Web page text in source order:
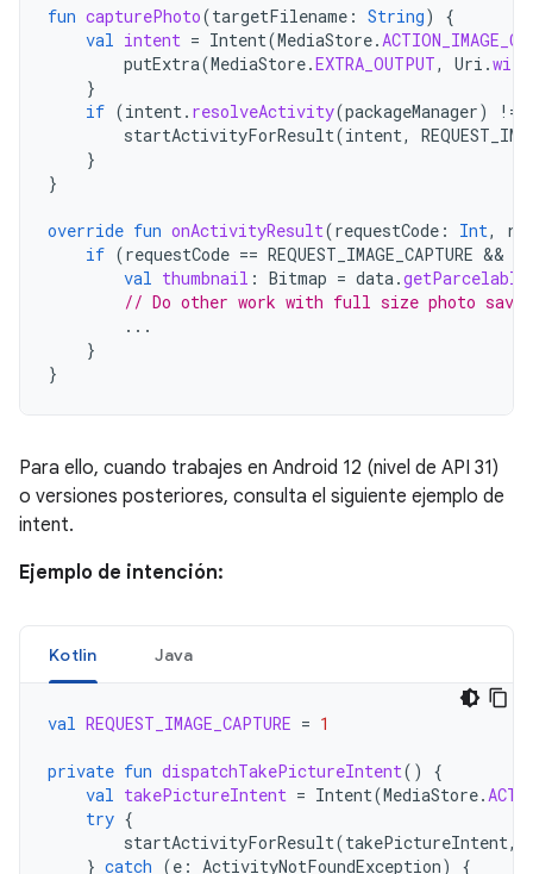
fun capturePhoto(targetFilename : String)
{
val intent = Intent(MediaStore.
putExtra(MediaStore.EXTRA_OUTPUT, Uri .
}
if (intent. resolveActivity(packageManager) !=
startActivityForResult(intent,
}
}
override fun onActivityResult(requestCode : Int,
if (requestCode == REQUEST_IMAGE_CAPTURE &&
val thumbnail : Bitmap = data.
// Do other work with full size photo
...
}
}
Para ello, cuando trabajes en Android 12 (nivel de API 31)
o versiones posteriores, consulta el siguiente ejemplo de
intent.
Ejemplo de intención:
Kotlin Java
val REQUEST_IMAGE_CAPTURE = 1
private fun dispatchTakePictureIntent()
{
val takePictureIntent = Intent(MediaStore.
try {
startActivityForResult(takePictureIntent,
} catch (e : ActivityNotFoundException)
{